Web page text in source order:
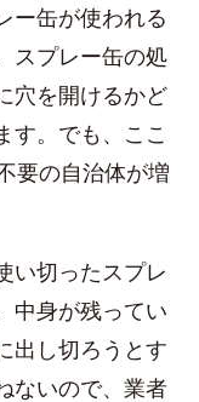
ー缶が使われる
スプレー缶の処
穴を開けるかど
す。でも、ここ
要の自治体が増
い切ったスプレ
中身が残ってい
出し切ろうとす
ないので、業者